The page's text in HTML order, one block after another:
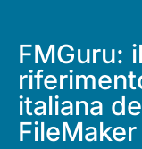
FMGuru:
italiana
FileMaker